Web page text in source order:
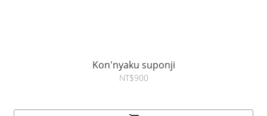
Kon'nyaku suponji
NT$900